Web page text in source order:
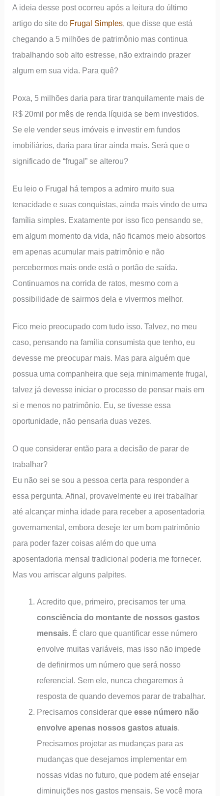
A ideia desse post ocorreu após a leitura do último
artigo do site do Frugal Simples, que disse que está
chegando a 5 milhões de patrimônio mas continua
trabalhando sob alto estresse, não extraindo prazer
algum em sua vida. Para quê?
Poxa, 5 milhões daria para tirar tranquilamente mais de
R$ 20mil por mês de renda líquida se bem investidos.
Se ele vender seus imóveis e investir em fundos
imobiliários, daria para tirar ainda mais. Será que o
significado de “frugal” se alterou?
Eu leio o Frugal há tempos a admiro muito sua
tenacidade e suas conquistas, ainda mais vindo de uma
família simples. Exatamente por isso fico pensando se,
em algum momento da vida, não ficamos meio absortos
em apenas acumular mais patrimônio e não
percebermos mais onde está o portão de saída.
Continuamos na corrida de ratos, mesmo com a
possibilidade de sairmos dela e vivermos melhor.
Fico meio preocupado com tudo isso. Talvez, no meu
caso, pensando na família consumista que tenho, eu
devesse me preocupar mais. Mas para alguém que
possua uma companheira que seja minimamente frugal,
talvez já devesse iniciar o processo de pensar mais em
si e menos no patrimônio. Eu, se tivesse essa
oportunidade, não pensaria duas vezes.
O que considerar então para a decisão de parar de
trabalhar?
Eu não sei se sou a pessoa certa para responder a
essa pergunta. Afinal, provavelmente eu irei trabalhar
até alcançar minha idade para receber a aposentadoria
governamental, embora deseje ter um bom patrimônio
para poder fazer coisas além do que uma
aposentadoria mensal tradicional poderia me fornecer.
Mas vou arriscar alguns palpites.
Acredito que, primeiro, precisamos ter uma
consciência do montante de nossos gastos
mensais. É claro que quantificar esse número
envolve muitas variáveis, mas isso não impede
de definirmos um número que será nosso
referencial. Sem ele, nunca chegaremos à
resposta de quando devemos parar de trabalhar.
Precisamos considerar que esse número não
envolve apenas nossos gastos atuais.
Precisamos projetar as mudanças para as
mudanças que desejamos implementar em
nossas vidas no futuro, que podem até ensejar
diminuições nos gastos mensais. Se você mora